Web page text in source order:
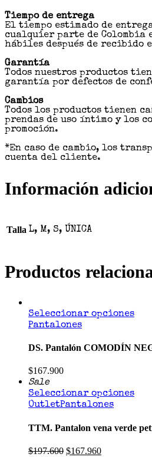
Tiempo de entrega
El tiempo estimado de
cualquier parte de Colombia
hábiles después de recibido
Garantía
Todos nuestros productos
garantía por defectos de
Cambios
Todos los productos tienen
prendas de uso íntimo y los
promoción.
*En caso de cambio, los
cuenta del cliente.
Información
Talla L, M, S, ÚNICA
Productos
Seleccionar opciones
Pantalones
DS. Pantalón COMODÍN
$167.900
Sale
Seleccionar opciones
OutletPantalones
TTM. Pantalon vena verde
$197.600 $167.960